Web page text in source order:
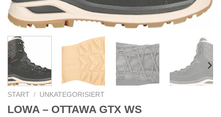
START / UNKATEGORISIERT
LOWA – OTTAWA GTX WS